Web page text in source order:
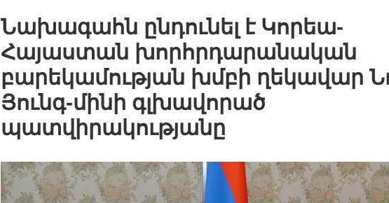
Նախագահն ընդունել է Կորեա-
Հայաստան խորհրդարանական
բարեկամության խմբի ղեկավար
Յունգ-մինի գլխավորած
պատվիրակությանը